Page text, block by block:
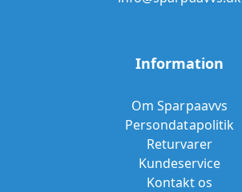
Information
Om Sparpaavvs
Persondatapolitik
Returvarer
Kundeservice
Kontakt os